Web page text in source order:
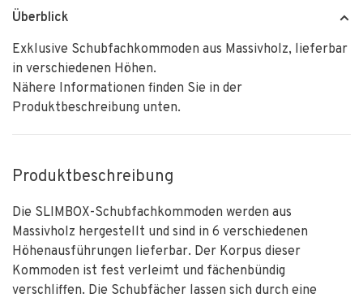
Überblick
Exklusive Schubfachkommoden aus Massivholz, lieferbar
in verschiedenen Höhen.
Nähere Informationen finden Sie in der
Produktbeschreibung unten.
Produktbeschreibung
Die SLIMBOX-Schubfachkommoden werden aus
Massivholz hergestellt und sind in 6 verschiedenen
Höhenausführungen lieferbar. Der Korpus dieser
Kommoden ist fest verleimt und fächenbündig
verschliffen. Die Schubfächer lassen sich durch eine